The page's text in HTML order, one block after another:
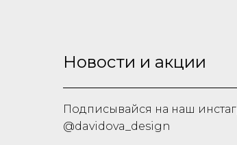
Новости и акции
Подписывайся на наш
@davidova_design